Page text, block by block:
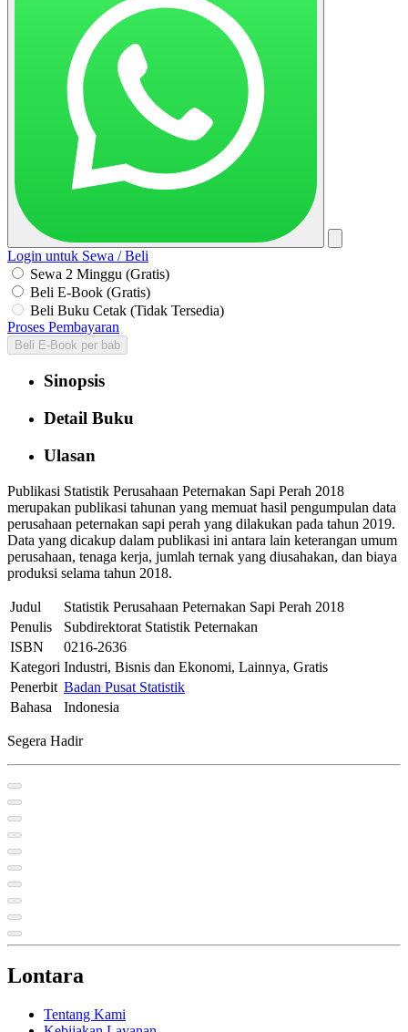
Login untuk Sewa / Beli
Sewa 2 Minggu (Gratis)
Beli E-Book (Gratis)
Beli Buku Cetak (Tidak Tersedia)
Proses Pembayaran
Beli E-Book per bab
Sinopsis
Detail Buku
Ulasan
Publikasi Statistik Perusahaan Peternakan Sapi Perah 2018
merupakan publikasi tahunan yang memuat hasil pengumpulan data
perusahaan peternakan sapi perah yang dilakukan pada tahun 2019.
Data yang dicakup dalam publikasi ini antara lain keterangan umum
perusahaan, tenaga kerja, jumlah ternak yang diusahakan, dan biaya
produksi selama tahun 2018.
Judul
Statistik Perusahaan Peternakan Sapi Perah 2018
Penulis
Subdirektorat Statistik Peternakan
ISBN
0216-2636
Kategori Industri, Bisnis dan Ekonomi, Lainnya, Gratis
Penerbit Badan Pusat Statistik
Bahasa
Indonesia
Segera Hadir
Lontara
Tentang Kami